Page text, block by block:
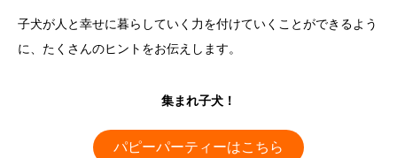
子犬が人と幸せに暮らしていく力を付けていくことができるよう
に、たくさんのヒントをお伝えします。
集まれ子犬！
パピーパーティーはこちら